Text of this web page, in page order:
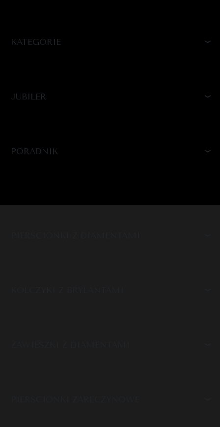
KATEGORIE
JUBILER
PORADNIK